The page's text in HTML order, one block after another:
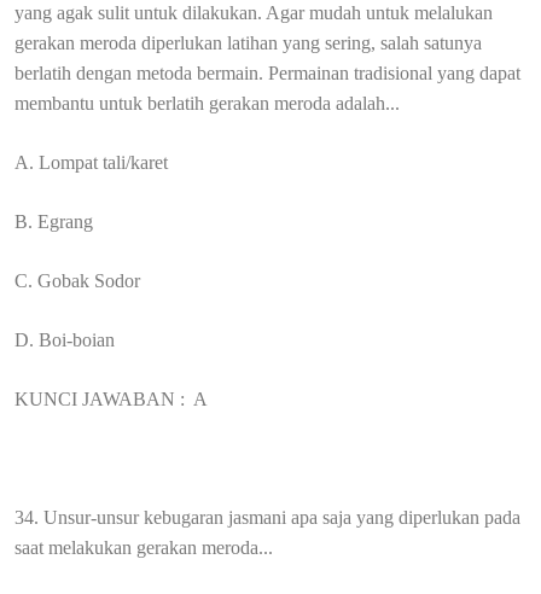
yang agak sulit untuk dilakukan. Agar mudah untuk melalukan
gerakan meroda diperlukan latihan yang sering, salah satunya
berlatih dengan metoda bermain. Permainan tradisional yang dapat
membantu untuk berlatih gerakan meroda adalah...
A. Lompat tali/karet
B. Egrang
C. Gobak Sodor
D. Boi-boian
KUNCI JAWABAN : A
34. Unsur-unsur kebugaran jasmani apa saja yang diperlukan pada
saat melakukan gerakan meroda...